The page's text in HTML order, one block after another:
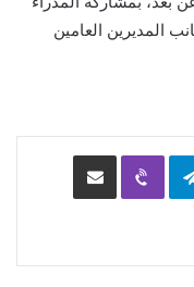
المديرين العامين
Telegram
Viber مشاركة عبر البريد